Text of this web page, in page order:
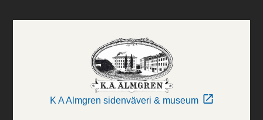
K A Almgren sidenväveri & museum